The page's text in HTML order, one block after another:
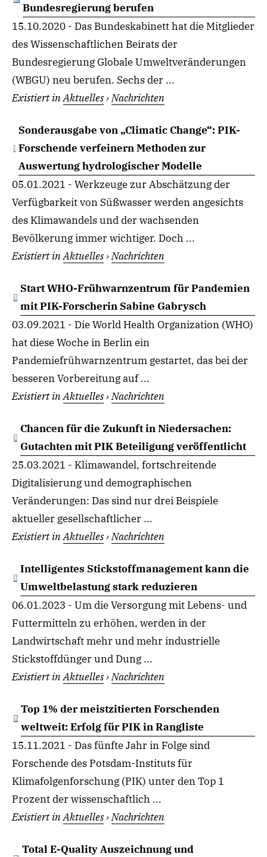
Bundesregierung berufen
15.10.2020 - Das Bundeskabinett hat die Mitglieder
des Wissenschaftlichen Beirats der
Bundesregierung Globale Umweltveränderungen
(WBGU) neu berufen. Sechs der ...
Existiert inAktuelles›Nachrichten
Sonderausgabe von „Climatic Change“: PIK-
Forschende verfeinern Methoden zur
Auswertung hydrologischer Modelle
05.01.2021 - Werkzeuge zur Abschätzung der
Verfügbarkeit von Süßwasser werden angesichts
des Klimawandels und der wachsenden
Bevölkerung immer wichtiger. Doch ...
Existiert inAktuelles›Nachrichten
Start WHO-Frühwarnzentrum für Pandemien
mit PIK-Forscherin Sabine Gabrysch
03.09.2021 - Die World Health Organization (WHO)
hat diese Woche in Berlin ein
Pandemiefrühwarnzentrum gestartet, das bei der
besseren Vorbereitung auf ...
Existiert inAktuelles›Nachrichten
Chancen für die Zukunft in Niedersachen:
Gutachten mit PIK Beteiligung veröffentlicht
25.03.2021 - Klimawandel, fortschreitende
Digitalisierung und demographischen
Veränderungen: Das sind nur drei Beispiele
aktueller gesellschaftlicher ...
Existiert inAktuelles›Nachrichten
Intelligentes Stickstoffmanagement kann die
Umweltbelastung stark reduzieren
06.01.2023 - Um die Versorgung mit Lebens- und
Futtermitteln zu erhöhen, werden in der
Landwirtschaft mehr und mehr industrielle
Stickstoffdünger und Dung ...
Existiert inAktuelles›Nachrichten
Top 1% der meistzitierten Forschenden
weltweit: Erfolg für PIK in Rangliste
15.11.2021 - Das fünfte Jahr in Folge sind
Forschende des Potsdam-Instituts für
Klimafolgenforschung (PIK) unter den Top 1
Prozent der wissenschaftlich ...
Existiert inAktuelles›Nachrichten
Total E-Quality Auszeichnung und